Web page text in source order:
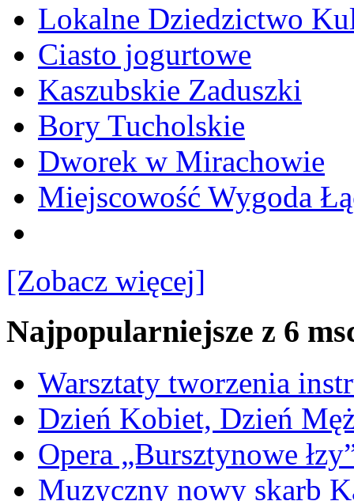
Lokalne Dziedzictwo
Ciasto jogurtowe
Kaszubskie Zaduszki
Bory Tucholskie
Dworek w Mirachowie
Miejscowość Wygoda
[Zobacz więcej]
Najpopularniejsze z 6
Warsztaty tworzenia
Dzień Kobiet, Dzień
Opera „Bursztynowe
Muzyczny nowy skarb